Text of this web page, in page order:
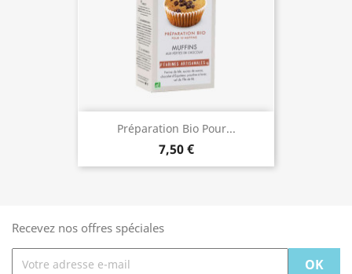
Préparation Bio Pour...
7,50 €
Recevez nos offres spéciales